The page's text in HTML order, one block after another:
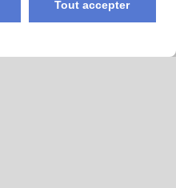
Tout accepter